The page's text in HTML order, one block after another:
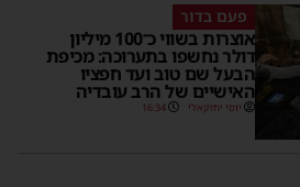
פעם בדור
אוצרות בשווי כ־100 מיליון
דולר נחשפו בתערוכה: מכיפת
הבעל שם טוב ועד חפציו
האישיים של הרב עובדיה
יוסי יחזקאלי 16:34